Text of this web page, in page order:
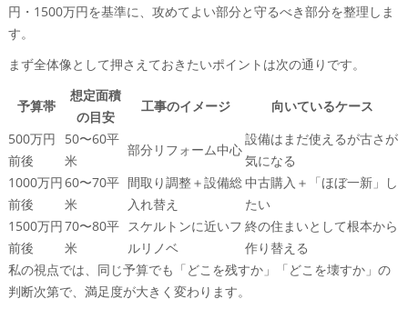
円・1500万円を基準に、攻めてよい部分と守るべき部分を整理しま
す。
まず全体像として押さえておきたいポイントは次の通りです。
予算帯
想定面積
の目安
工事のイメージ
向いているケース
500万円
前後
50〜60平
米
部分リフォーム中心
設備はまだ使えるが古さが
気になる
1000万円
前後
60〜70平
米
間取り調整＋設備総
入れ替え
中古購入＋「ほぼ一新」し
たい
1500万円
前後
70〜80平
米
スケルトンに近いフ
ルリノベ
終の住まいとして根本から
作り替える
私の視点では、同じ予算でも「どこを残すか」「どこを壊すか」の
判断次第で、満足度が大きく変わります。